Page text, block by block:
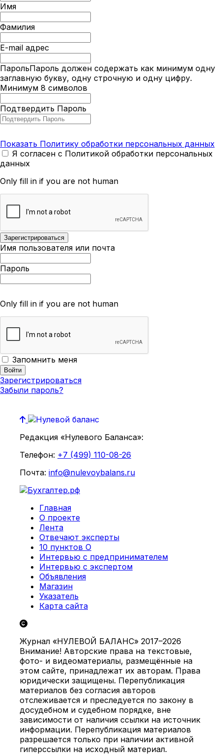
Имя
Фамилия
E-mail адрес
ПарольПароль должен содержать как минимум одну
заглавную букву, одну строчную и одну цифру.
Минимум 8 символов
Подтвердить Пароль
Показать Политику обработки персональных данных
Я согласен с Политикой обработки персональных
данных
Only fill in if you are not human
Имя пользователя или почта
Пароль
Only fill in if you are not human
Запомнить меня
Зарегистрироваться
Забыли пароль?
Редакция «Нулевого Баланса»:
Телефон: +7 (499) 110-08-26
Почта: info@nulevoybalans.ru
Главная
О проекте
Лента
Отвечают эксперты
10 пунктов О
Интервью с предпринимателем
Интервью с экспертом
Объявления
Магазин
Указатель
Карта сайта
Журнал «НУЛЕВОЙ БАЛАНС» 2017–2026
Внимание! Авторские права на текстовые,
фото- и видеоматериалы, размещённые на
этом сайте, принадлежат их авторам. Права
юридически защищены. Перепубликация
материалов без согласия авторов
отслеживается и преследуется по закону в
досудебном и судебном порядке, вне
зависимости от наличия ссылки на источник
информации. Перепубликация материалов
разрешается только при наличии активной
гиперссылки на исходный материал.